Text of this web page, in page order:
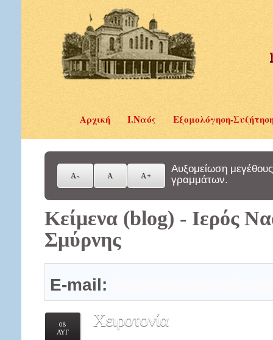
Αρχική Ι.Ναός Εξομολόγηση-
Αυξομείωση μεγέθους
γραμμάτων.
Κείμενα (blog) - Ιερός
Σμύρνης
E-mail:
08
ΑΥΓ
Χειροτονία